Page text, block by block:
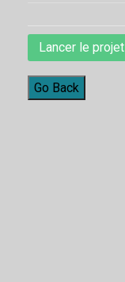
Lancer le projet
Go Back